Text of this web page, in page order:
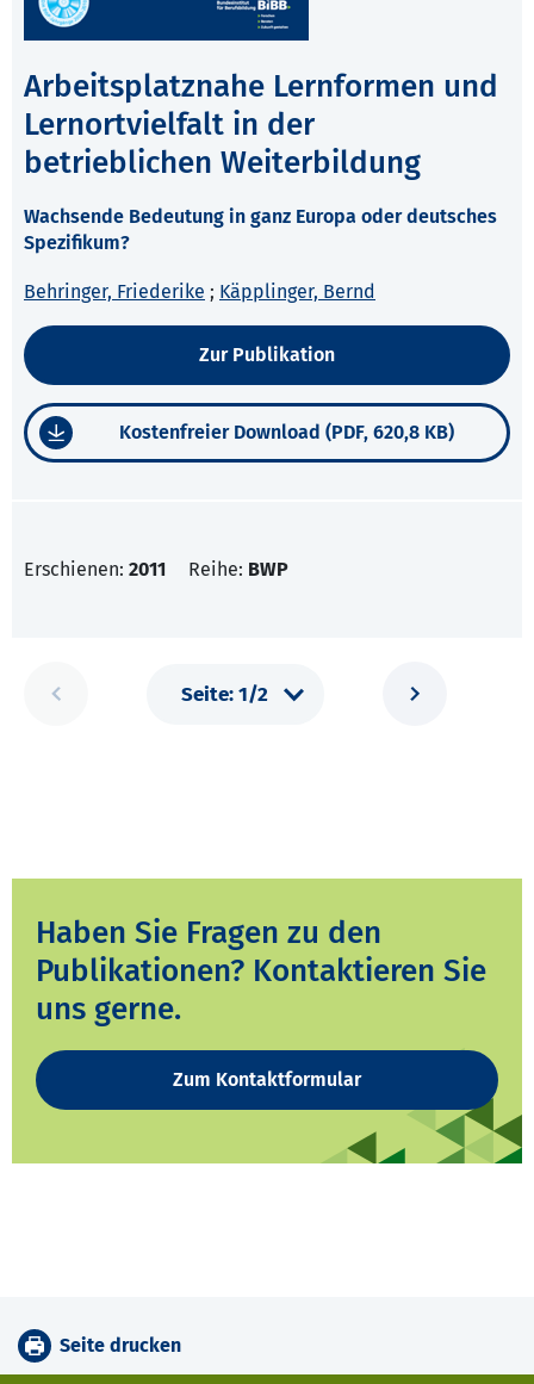
Arbeitsplatznahe Lernformen und
Lernortvielfalt in der
betrieblichen Weiterbildung
Wachsende Bedeutung in ganz Europa oder deutsches
Spezifikum?
Behringer, Friederike ; Käpplinger, Bernd
Zur Publikation
Kostenfreier Download (PDF, 620,8 KB)
Erschienen: 2011 Reihe: BWP
Haben Sie Fragen zu den
Publikationen? Kontaktieren Sie
uns gerne.
Zum Kontaktformular
Seite drucken